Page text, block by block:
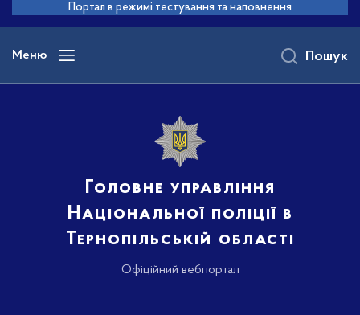
основного
вмісту
Портал в режимі тестування та наповнення
Меню
Головне управління
Національної поліції в
Тернопільській області
Офіційний вебпортал
Пошук